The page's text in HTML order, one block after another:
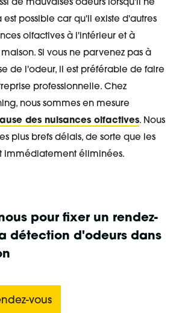
de mauvaises odeurs lorsqu'il ne
est possible car qu'il existe d'autres
olfactives à l'intérieur et à
Si vous ne parvenez pas à
de l'odeur, il est préférable de faire
professionnelle. Chez
nous sommes en mesure
des nuisances olfactives. Nous
plus brefs délais, de sorte que les
immédiatement éliminées.
pour fixer un rendez-
détection d'odeurs dans
vous